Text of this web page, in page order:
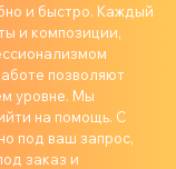
и быстро. Каждый
и композиции,
позволяют
уровне. Мы
на помощь. С
под ваш запрос,
заказ и